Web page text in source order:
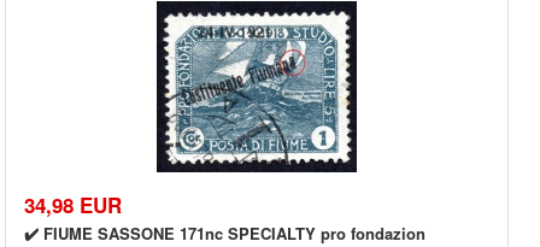
34,98 EUR
✔️ FIUME SASSONE 171nc SPECIALTY pro fondazion